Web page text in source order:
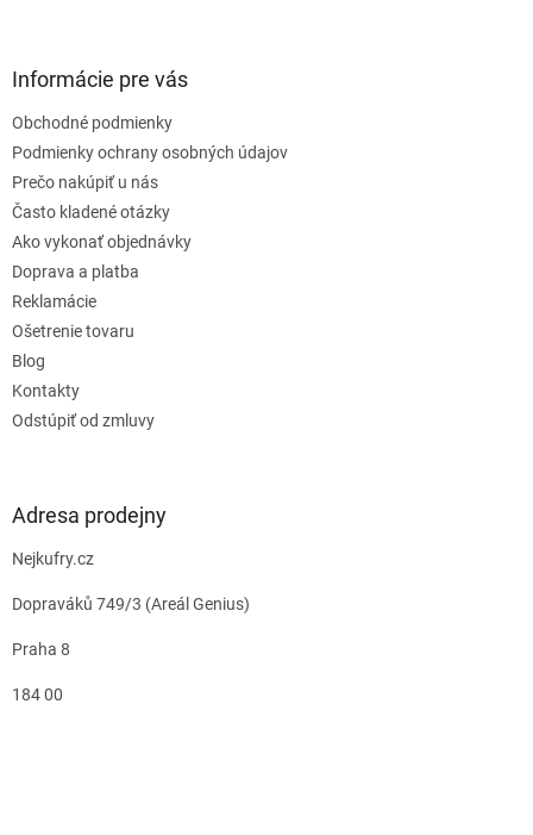
Informácie pre vás
Obchodné podmienky
Podmienky ochrany osobných údajov
Prečo nakúpiť u nás
Často kladené otázky
Ako vykonať objednávky
Doprava a platba
Reklamácie
Ošetrenie tovaru
Blog
Kontakty
Odstúpiť od zmluvy
Adresa prodejny
Nejkufry.cz
Dopraváků 749/3 (Areál Genius)
Praha 8
184 00